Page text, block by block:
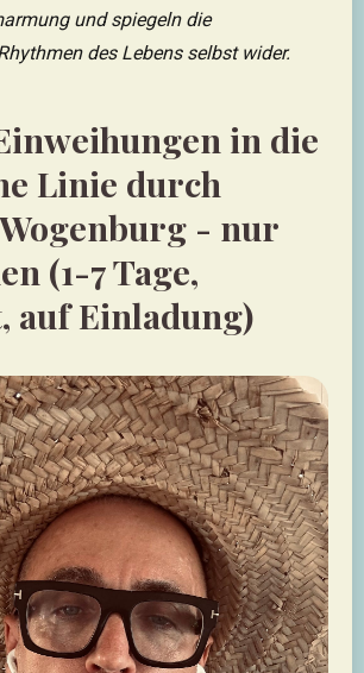
und spiegeln die
des Lebens selbst wider.
in die
Linie durch
- nur
(1-7 Tage,
auf Einladung)